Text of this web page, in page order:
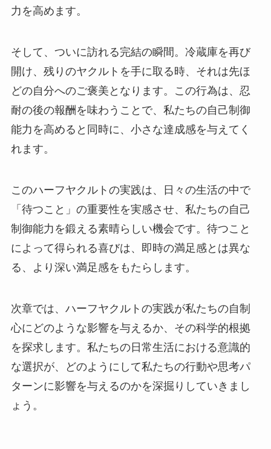
力を高めます。
そして、ついに訪れる完結の瞬間。冷蔵庫を再び
開け、残りのヤクルトを手に取る時、それは先ほ
どの自分へのご褒美となります。この行為は、忍
耐の後の報酬を味わうことで、私たちの自己制御
能力を高めると同時に、小さな達成感を与えてく
れます。
このハーフヤクルトの実践は、日々の生活の中で
「待つこと」の重要性を実感させ、私たちの自己
制御能力を鍛える素晴らしい機会です。待つこと
によって得られる喜びは、即時の満足感とは異な
る、より深い満足感をもたらします。
次章では、ハーフヤクルトの実践が私たちの自制
心にどのような影響を与えるか、その科学的根拠
を探求します。私たちの日常生活における意識的
な選択が、どのようにして私たちの行動や思考パ
ターンに影響を与えるのかを深掘りしていきまし
ょう。